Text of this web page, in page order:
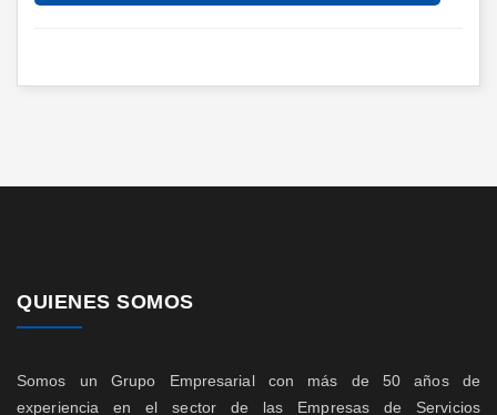
QUIENES SOMOS
Somos un Grupo Empresarial con más de 50 años de
experiencia en el sector de las Empresas de Servicios